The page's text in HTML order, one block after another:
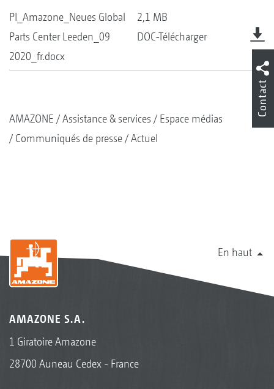
PI_Amazone_Neues Global
Parts Center Leeden_09
2020_fr.docx
2,1 MB
DOC-Télécharger
AMAZONE Assistance & services
Espace médias
Communiqués de presse
Actuel
En haut
AMAZONE S.A.
1 Giratoire Amazone
28700 Auneau Cedex - France
Contact